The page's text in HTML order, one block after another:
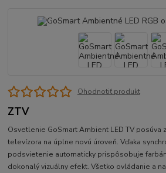
Ohodnotiť produkt
ZTV
Osvetlenie GoSmart Ambient LED TV posúva
televízora na úplne novú úroveň. Vďaka
podsvietenie automaticky prispôsobuje
dokonalý vizuálny efekt. Všetko ovládanie a